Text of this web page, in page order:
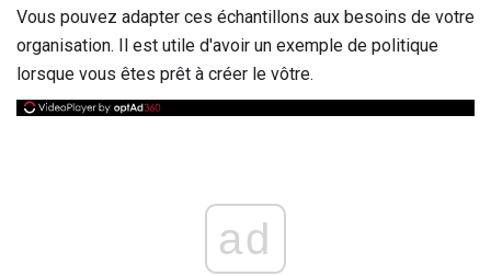
Vous pouvez adapter ces échantillons aux besoins de votre
organisation. Il est utile d'avoir un exemple de politique
lorsque vous êtes prêt à créer le vôtre.
ad